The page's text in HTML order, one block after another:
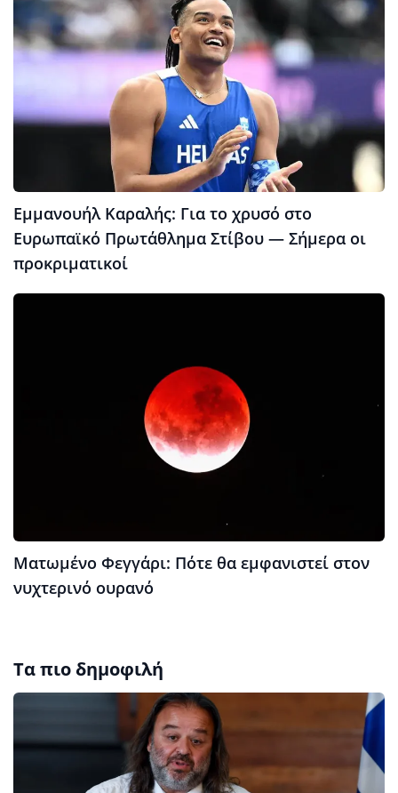
Εμμανουήλ Καραλής: Για το χρυσό στο
Ευρωπαϊκό Πρωτάθλημα Στίβου — Σήμερα οι
προκριματικοί
Ματωμένο Φεγγάρι: Πότε θα εμφανιστεί στον
νυχτερινό ουρανό
Τα πιο δημοφιλή